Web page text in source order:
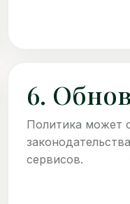
6.
Политика может
сервисов.